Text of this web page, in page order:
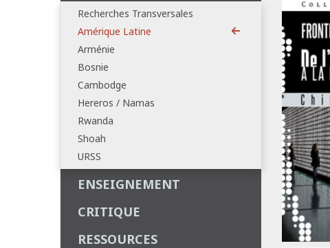
Recherches Transversales
Amérique Latine
Arménie
Bosnie
Cambodge
Hereros / Namas
Rwanda
Shoah
URSS
ENSEIGNEMENT
CRITIQUE
RESSOURCES